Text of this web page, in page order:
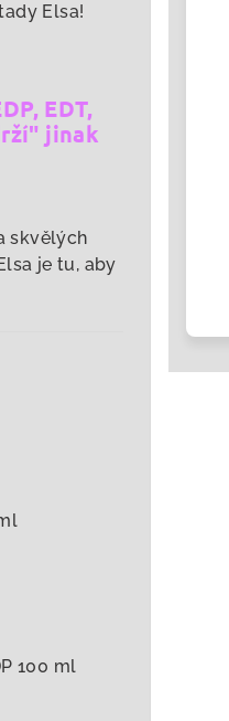
Elsa!
EDT,
jinak
skvělých
je tu, aby
100 ml